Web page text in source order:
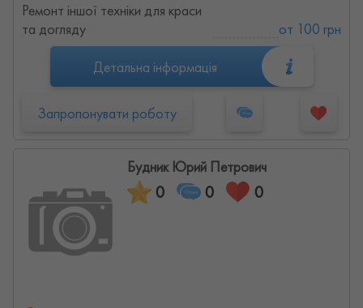
Ремонт іншої техніки для краси
та догляду
от 100 грн
Детальна інформація
Запропонувати роботу
Будник Юрий Петрович
0 0 0